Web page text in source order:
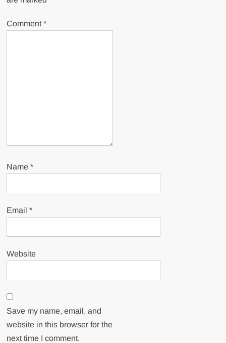
Comment*
Name*
Email*
Website
Save my name, email, and
website in this browser for the
next time I comment.